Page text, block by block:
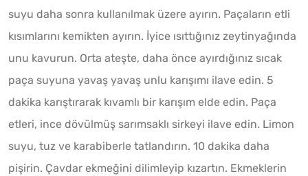
suyu daha sonra kullanılmak üzere ayırın. Paçaların etli
kısımlarını kemikten ayırın. İyice ısıttığınız zeytinyağında
unu kavurun. Orta ateşte, daha önce ayırdığınız sıcak
paça suyuna yavaş yavaş unlu karışımı ilave edin. 5
dakika karıştırarak kıvamlı bir karışım elde edin. Paça
etleri, ince dövülmüş sarımsaklı sirkeyi ilave edin. Limon
suyu, tuz ve karabiberle tatlandırın. 10 dakika daha
pişirin. Çavdar ekmeğini dilimleyip kızartın. Ekmeklerin